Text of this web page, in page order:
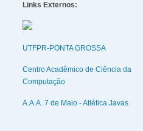
Links Externos:
UTFPR-PONTA GROSSA
Centro Acadêmico de Ciência da
Computação
A.A.A. 7 de Maio - Atlética Javas